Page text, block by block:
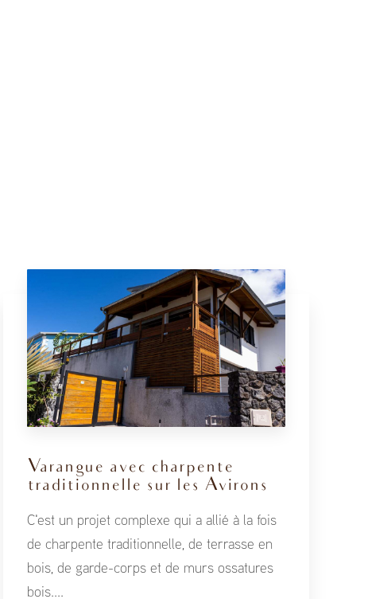
Varangue avec charpente
traditionnelle sur les Avirons
C'est un projet complexe qui a allié à la fois
de charpente traditionnelle, de terrasse en
bois, de garde-corps et de murs ossatures
bois....